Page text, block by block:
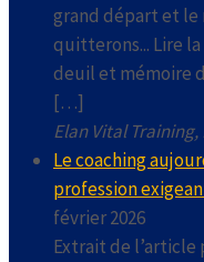
grand départ et le
quitterons... Lire la
deuil et mémoire
[…]
Elan Vital
Le coaching
profession
février 2026
Extrait de l’article